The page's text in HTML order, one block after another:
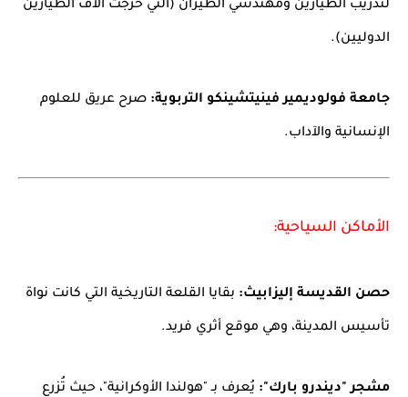
لتدريب الطيارين ومهندسي الطيران (التي خرجت آلاف الطيارين
الدوليين).
جامعة فولوديمير فينيتشينكو التربوية: صرح عريق للعلوم
الإنسانية والآداب.
الأماكن السياحية:
حصن القديسة إليزابيث: بقايا القلعة التاريخية التي كانت نواة
تأسيس المدينة، وهي موقع أثري فريد.
مشجر "ديندرو بارك": يُعرف بـ "هولندا الأوكرانية"، حيث تُزرع